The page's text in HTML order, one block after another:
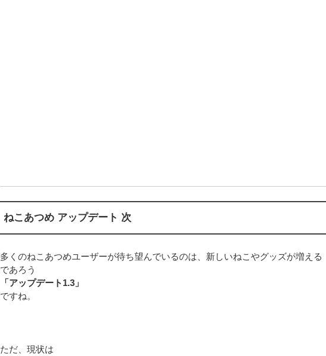
ねこあつめ アップデート 次
多くのねこあつめユーザーが待ち望んでいるのは、新しいねこやグッズが増える
であろう
「アップデート1.3」
ですね。
ただ、現状は